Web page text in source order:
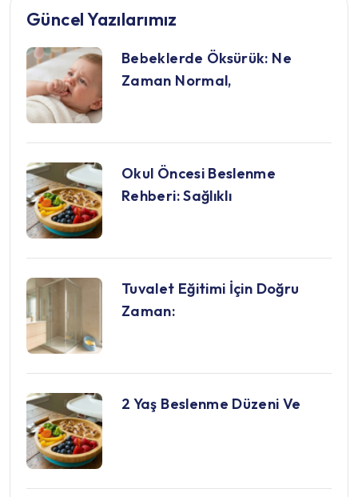
Güncel Yazılarımız
Bebeklerde Öksürük: Ne
Zaman Normal,
Okul Öncesi Beslenme
Rehberi: Sağlıklı
Tuvalet Eğitimi İçin Doğru
Zaman:
2 Yaş Beslenme Düzeni Ve